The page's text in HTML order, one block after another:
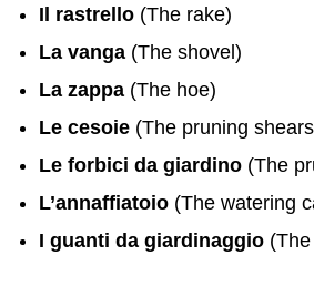
Il rastrello (The rake)
La vanga (The shovel)
La zappa (The hoe)
Le cesoie (The pruning
Le forbici da giardino (The
L’annaffiatoio (The watering
I guanti da giardinaggio